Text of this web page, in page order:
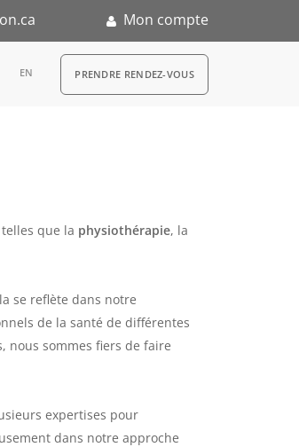
Mon compte
EN RDV
PRENDRE RENDEZ-VOUS
que la physiothérapie, la
se reflète dans notre
de la santé de différentes
sommes fiers de faire
expertises pour
dans notre approche